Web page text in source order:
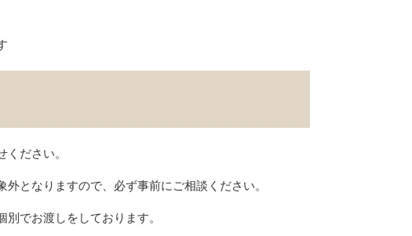
ください。
となりますので、必ず事前にご相談ください。
でお渡しをしております。